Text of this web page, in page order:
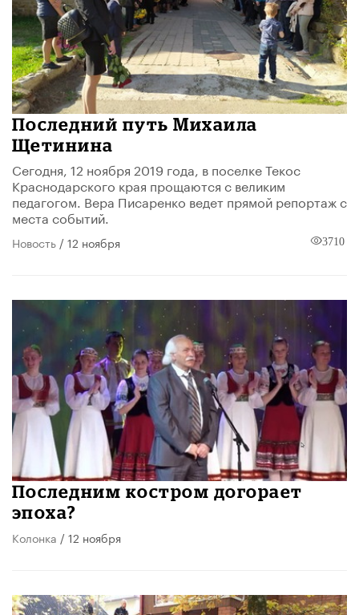
Последний путь Михаила
Щетинина
Сегодня, 12 ноября 2019 года, в поселке Текос
Краснодарского края прощаются с великим
педагогом. Вера Писаренко ведет прямой репортаж с
места событий.
Новость / 12 ноября 3710
Последним костром догорает
эпоха?
Колонка / 12 ноября